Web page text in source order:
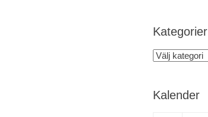
Kategorier
Kategorier
Kalender